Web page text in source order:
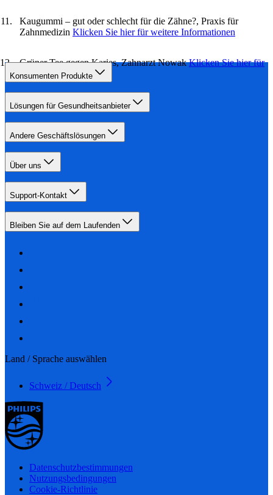
Kaugummi – gut oder schlecht für die Zähne?, Praxis für
Zahnmedizin Klicken Sie hier für weitere Informationen
Grüner Tee gegen Karies, Zahnarzt Nowak Klicken Sie hier für
weitere Informationen
Konsumenten Produkte
Lösungen für Gesundheitsanbieter
Andere Geschäftslösungen
Über uns
Support-Kontakt
Bleiben Sie auf dem Laufenden
Land / Sprache auswählen
Schweiz / Deutsch
Datenschutzbestimmungen
Nutzungsbedingungen
Cookie-Richtlinie